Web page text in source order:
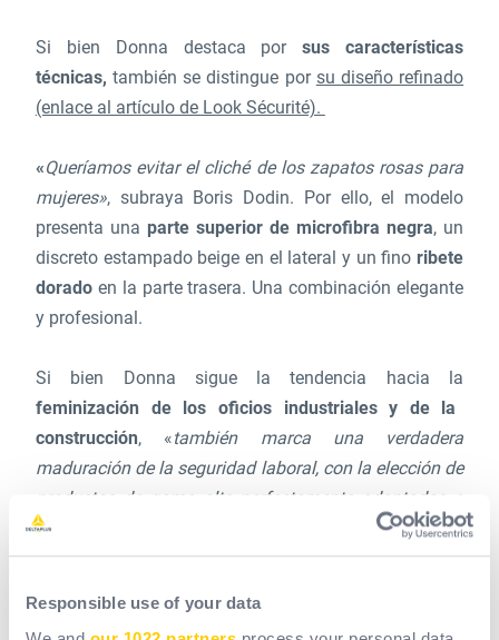
Responsible use of your data
Si bien Donna destaca porsus características
técnicas, también se distingue por su diseño refinado
(enlace al artículo de Look Sécurité).
«Queríamos evitar el cliché de los zapatos rosas para
mujeres», subraya Boris Dodin. Por ello, el modelo
presenta una parte superior de microfibra negra, un
discreto estampado beige en el lateral y un fino ribete
doradoen la parte trasera. Una combinación elegante
y profesional.
Si bien Donna sigue la tendencia hacia la
feminización de los oficios industriales y de la
construcción, «también marca una verdadera
maduración de la seguridad laboral, con la elección de
productos de gama alta perfectamente adaptados a
las formas corporales tanto de los trabajadores como
de las trabajadoras»,concluye Boris Dodin.
El calzado Donna estará disponible a partir de